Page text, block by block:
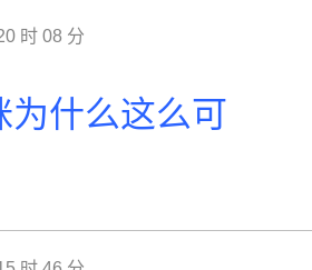
时 08 分
为什么这么可